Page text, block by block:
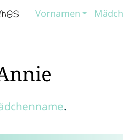
Vornamen
.